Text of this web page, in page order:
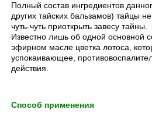
Полный состав ингредиентов
других тайских бальзамов) тайцы
чуть-чуть приоткрыть завесу тайны.
Известно лишь об одной основной
эфирном масле цветка лотоса,
успокаивающее,
действия.
Способ применения